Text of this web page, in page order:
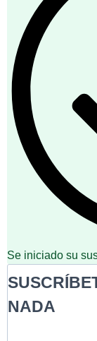
Se iniciado su
NADA